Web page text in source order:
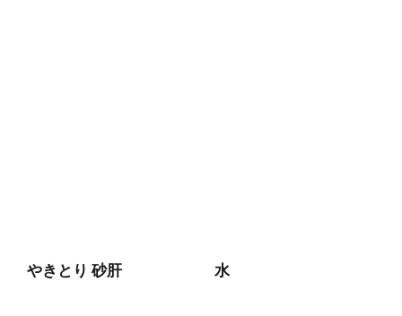
やきとり 砂肝 水